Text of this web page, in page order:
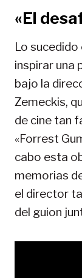
«El
Lo
inspirar una
bajo la
Zemeckis,
de cine tan
«Forrest
cabo esta
memorias
el director
del guion